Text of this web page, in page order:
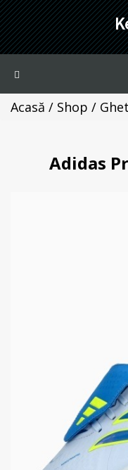
Toggle
Acasă / Shop /
Adidas